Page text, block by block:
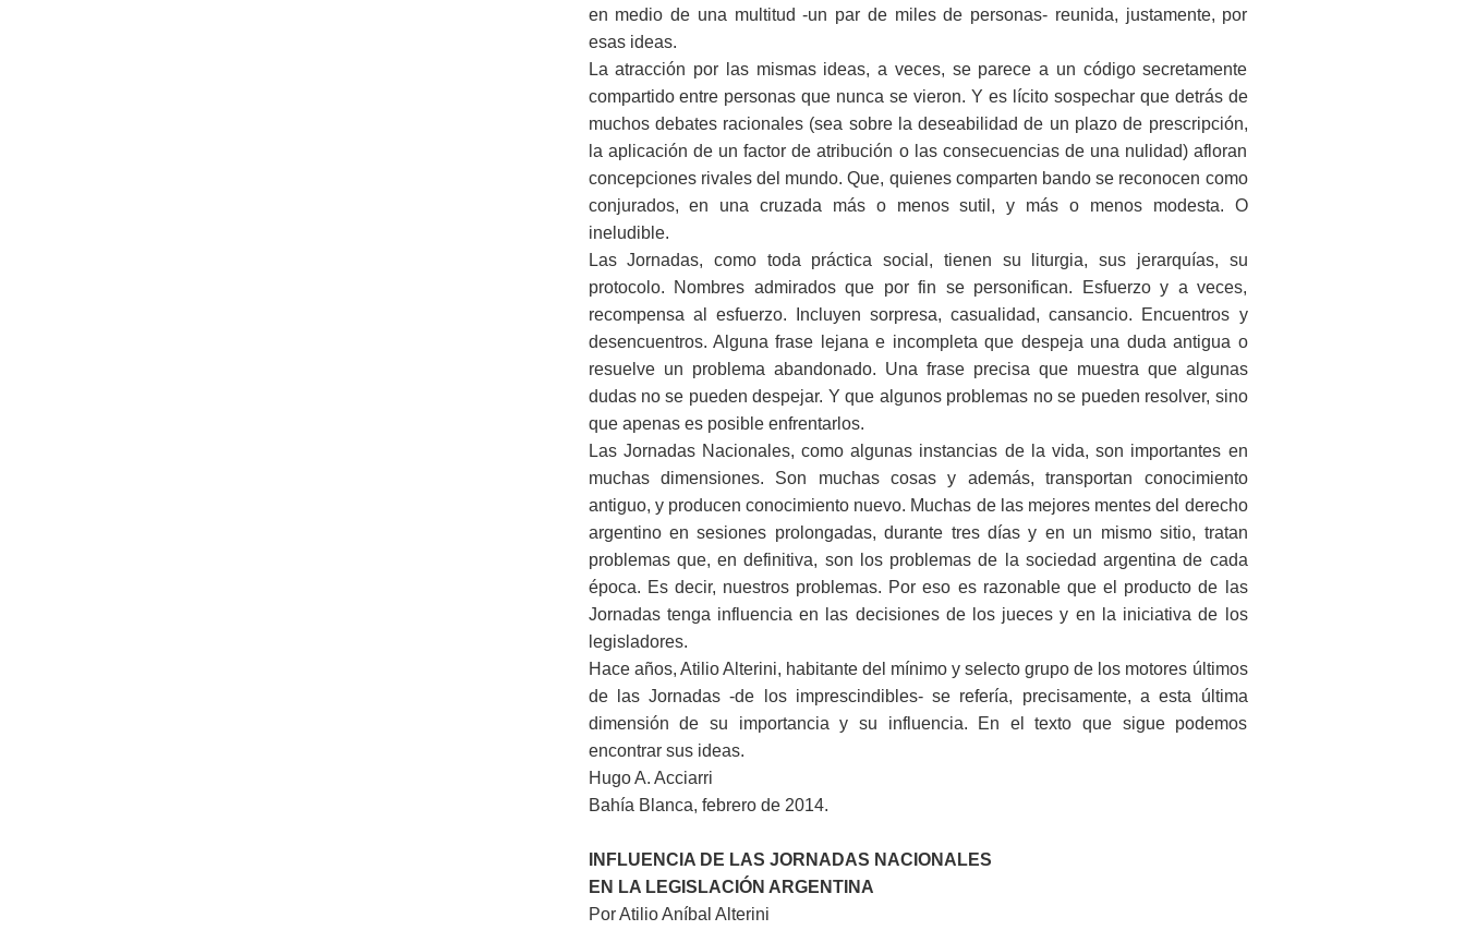
en medio de una multitud -un par de miles de personas- reunida, justamente, por
esas ideas.
La atracción por las mismas ideas, a veces, se parece a un código secretamente
compartido entre personas que nunca se vieron. Y es lícito sospechar que detrás de
muchos debates racionales (sea sobre la deseabilidad de un plazo de prescripción,
la aplicación de un factor de atribución o las consecuencias de una nulidad) afloran
concepciones rivales del mundo. Que, quienes comparten bando se reconocen como
conjurados, en una cruzada más o menos sutil, y más o menos modesta. O
ineludible.
Las Jornadas, como toda práctica social, tienen su liturgia, sus jerarquías, su
protocolo. Nombres admirados que por fin se personifican. Esfuerzo y a veces,
recompensa al esfuerzo. Incluyen sorpresa, casualidad, cansancio. Encuentros y
desencuentros. Alguna frase lejana e incompleta que despeja una duda antigua o
resuelve un problema abandonado. Una frase precisa que muestra que algunas
dudas no se pueden despejar. Y que algunos problemas no se pueden resolver, sino
que apenas es posible enfrentarlos.
Las Jornadas Nacionales, como algunas instancias de la vida, son importantes en
muchas dimensiones. Son muchas cosas y además, transportan conocimiento
antiguo, y producen conocimiento nuevo. Muchas de las mejores mentes del derecho
argentino en sesiones prolongadas, durante tres días y en un mismo sitio, tratan
problemas que, en definitiva, son los problemas de la sociedad argentina de cada
época. Es decir, nuestros problemas. Por eso es razonable que el producto de las
Jornadas tenga influencia en las decisiones de los jueces y en la iniciativa de los
legisladores.
Hace años, Atilio Alterini, habitante del mínimo y selecto grupo de los motores últimos
de las Jornadas -de los imprescindibles- se refería, precisamente, a esta última
dimensión de su importancia y su influencia. En el texto que sigue podemos
encontrar sus ideas.
Hugo A. Acciarri
Bahía Blanca, febrero de 2014.
INFLUENCIA DE LAS JORNADAS NACIONALES
EN LA LEGISLACIÓN ARGENTINA
Por Atilio Aníbal Alterini